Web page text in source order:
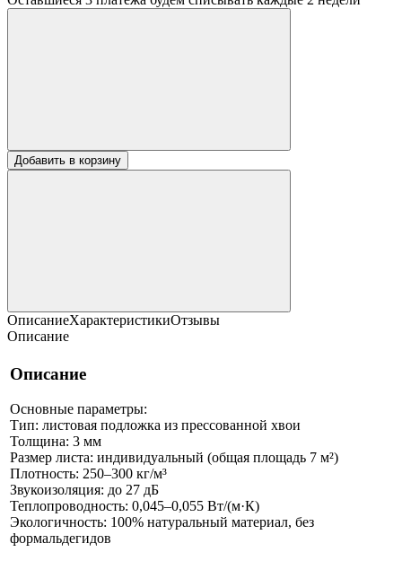
Добавить в корзину
ОписаниеХарактеристикиОтзывы
Описание
Описание
Основные параметры:
Тип: листовая подложка из прессованной хвои
Толщина: 3 мм
Размер листа: индивидуальный (общая площадь 7 м²)
Плотность: 250–300 кг/м³
Звукоизоляция: до 27 дБ
Теплопроводность: 0,045–0,055 Вт/(м·К)
Экологичность: 100% натуральный материал, без
формальдегидов